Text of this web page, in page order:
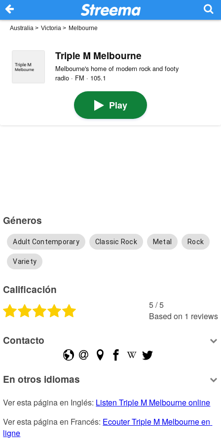
Australia > Victoria > Melbourne
Triple M Melbourne
Melbourne's home of modern rock and footy
radio · FM · 105.1
Play
Géneros
Adult Contemporary Classic Rock Metal Rock
Variety
Calificación
5 /5
Based on 1 reviews
Contacto
En otros idiomas
Ver esta página en Inglés: Listen Triple M Melbourne online
Ver esta página en Francés: Ecouter Triple M Melbourne en
ligne